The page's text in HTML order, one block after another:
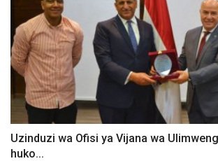
Uzinduzi wa Ofisi ya Vijana wa
huko...